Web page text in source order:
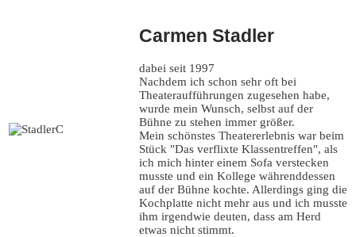
Carmen Stadler
dabei seit 1997
Nachdem ich schon sehr oft bei
Theateraufführungen zugesehen habe,
wurde mein Wunsch, selbst auf der
Bühne zu stehen immer größer.
Mein schönstes Theatererlebnis war beim
Stück "Das verflixte Klassentreffen", als
ich mich hinter einem Sofa verstecken
musste und ein Kollege währenddessen
auf der Bühne kochte. Allerdings ging die
Kochplatte nicht mehr aus und ich musste
ihm irgendwie deuten, dass am Herd
etwas nicht stimmt.